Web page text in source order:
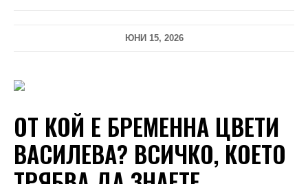
ЮНИ 15, 2026
ОТ КОЙ Е БРЕМЕННА ЦВЕТИ
ВАСИЛЕВА? ВСИЧКО, КОЕТО